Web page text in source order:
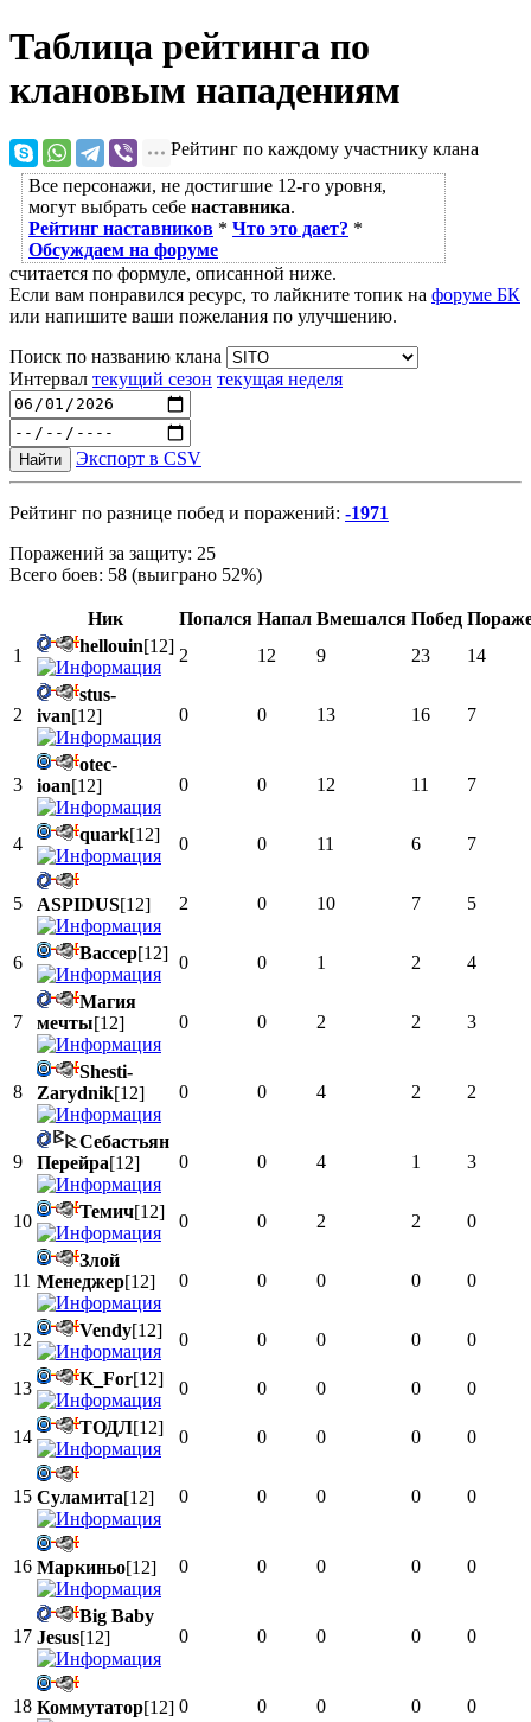
Таблица рейтинга по
клановым нападениям
Все персонажи, не достигшие 12-го уровня,
могут выбрать себе наставника.
Рейтинг наставников * Что это дает? *
Обсуждаем на форуме
Рейтинг по каждому участнику клана
считается по формуле, описанной ниже.
Если вам понравился ресурс, то лайкните топик на форуме БК
или напишите ваши пожелания по улучшению.
Поиск по названию клана
Интервал текущий сезон текущая неделя
Найти Экспорт в CSV
Рейтинг по разнице побед и поражений: -1971
Поражений за защиту: 25
Всего боев: 58 (выиграно 52%)
Ник Попался Напал Вмешался Побед
1
hellouin[12] 2 12 9 23 14
2
stus-
ivan[12] 0 0 13 16 7
3
otec-
ioan[12] 0 0 12 11 7
4 quark[12] 0 0 11 6 7
5 ASPIDUS[12] 2 0 10 7 5
6 Вассер[12] 0 0 1 2 4
7
Магия
мечты[12] 0 0 2 2 3
8
Shesti-
Zarydnik[12] 0 0 4 2 2
9
Себастьян
Перейра[12] 0 0 4 1 3
10 Темич[12] 0 0 2 2 0
11
Злой
Менеджер[12] 0 0 0 0 0
12 Vendy[12] 0 0 0 0 0
13 K_For[12] 0 0 0 0 0
14 ТОДЛ[12] 0 0 0 0 0
15 Суламита[12] 0 0 0 0 0
16 Маркиньо[12] 0 0 0 0 0
17
Big Baby
Jesus[12] 0 0 0 0 0
18 Коммутатор[12] 0 0 0 0 0